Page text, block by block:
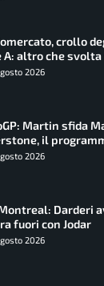
crollo
A: altro che
2026
Martin sfida
il
2026
Darderi
fuori con Jodar
2026